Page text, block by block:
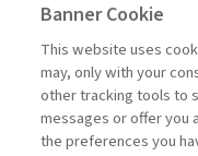
di
Banner Cookie
This website uses
may, only with your
other tracking tools to
messages or offer you
the preferences you